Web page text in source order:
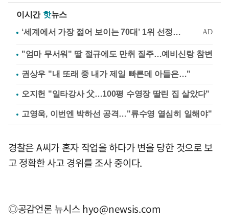
이시간 핫뉴스
"엄마 무서워" 딸 절규에도 만취 질주…예비신랑 참변
권상우 "내 또래 중 내가 제일 빠른데 아들은…"
오지헌 "일타강사 父…100평 수영장 딸린 집 살았다"
고영욱, 이번엔 박하선 공격…"류수영 열심히 일해야"
경찰은 A씨가 혼자 작업을 하다가 변을 당한 것으로 보
고 정확한 사고 경위를 조사 중이다.
◎공감언론 뉴시스hyo@newsis.com